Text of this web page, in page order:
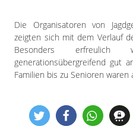
Die Organisatoren von
zeigten sich mit dem Verlauf
Besonders
generationsübergreifend gut
Familien bis zu Senioren